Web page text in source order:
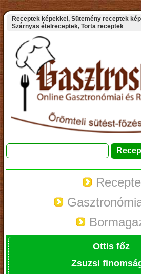
Receptek képekkel, Sütemény receptek
Szárnyas ételreceptek, Torta receptek
Ottis főz
Zsuzsi